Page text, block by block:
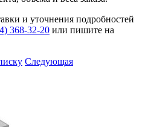
и уточнения подробностей
368-32-20 или пишите на
Следующая